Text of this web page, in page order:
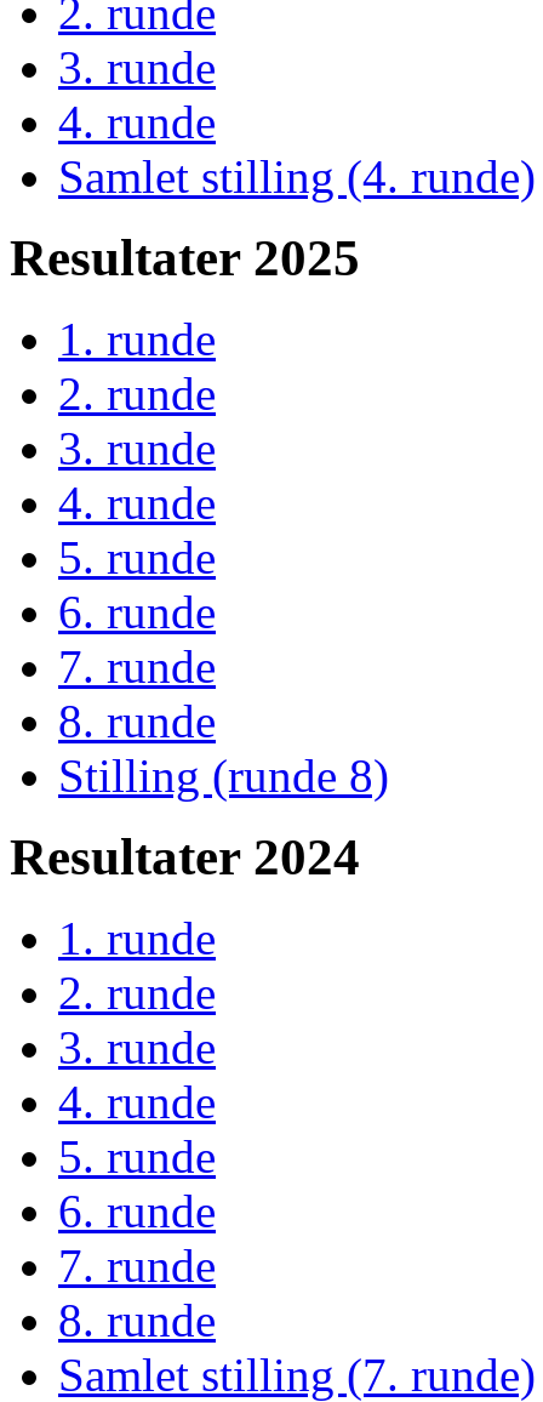
2. runde
3. runde
4. runde
Samlet stilling (4. runde)
Resultater 2025
1. runde
2. runde
3. runde
4. runde
5. runde
6. runde
7. runde
8. runde
Stilling (runde 8)
Resultater 2024
1. runde
2. runde
3. runde
4. runde
5. runde
6. runde
7. runde
8. runde
Samlet stilling (7. runde)